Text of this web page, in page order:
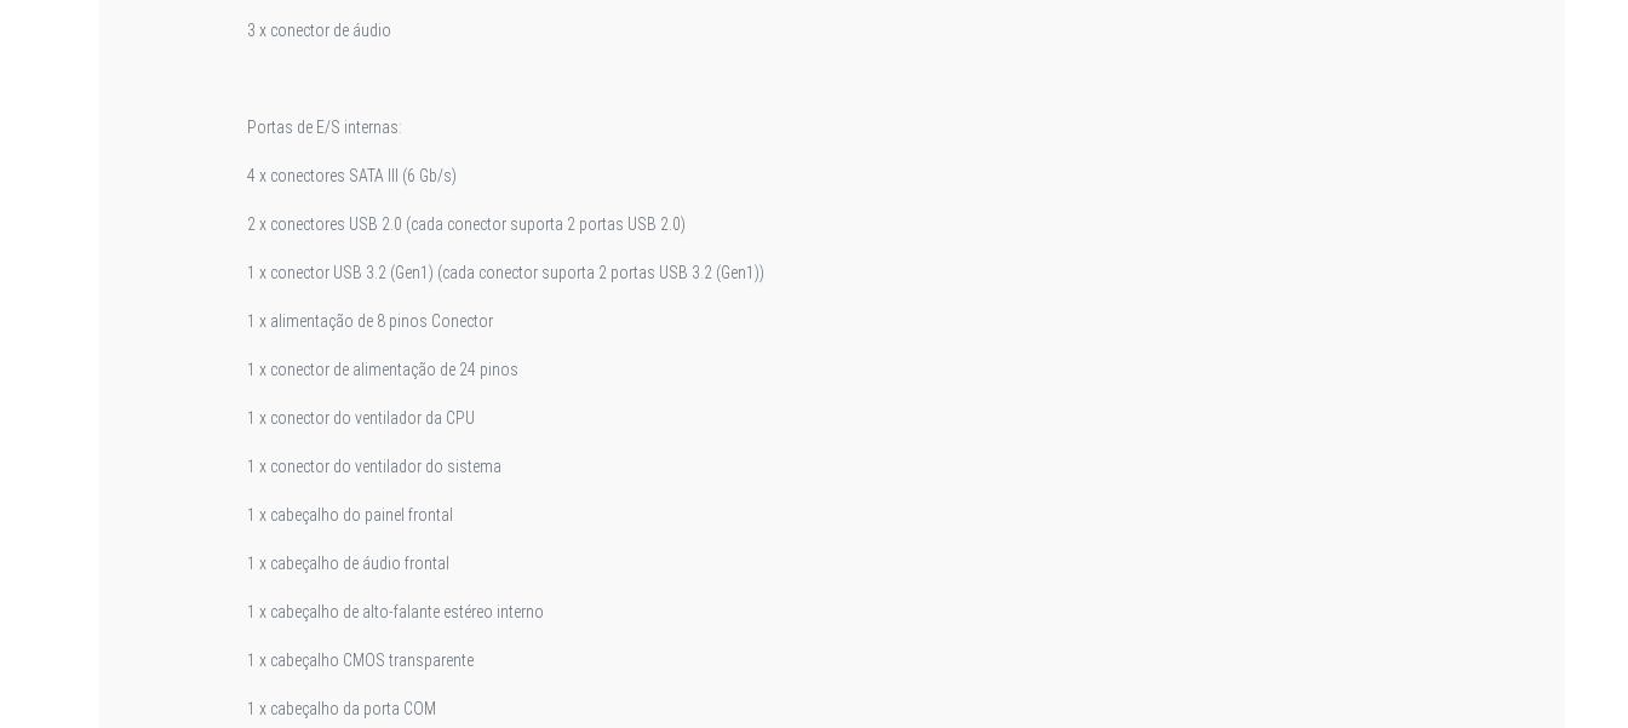
3 x conector de áudio
Portas de E/S internas:
4 x conectores SATA III (6 Gb/s)
2 x conectores USB 2.0 (cada conector suporta 2 portas USB 2.0)
1 x conector USB 3.2 (Gen1) (cada conector suporta 2 portas USB 3.2 (Gen1))
1 x alimentação de 8 pinos Conector
1 x conector de alimentação de 24 pinos
1 x conector do ventilador da CPU
1 x conector do ventilador do sistema
1 x cabeçalho do painel frontal
1 x cabeçalho de áudio frontal
1 x cabeçalho de alto-falante estéreo interno
1 x cabeçalho CMOS transparente
1 x cabeçalho da porta COM